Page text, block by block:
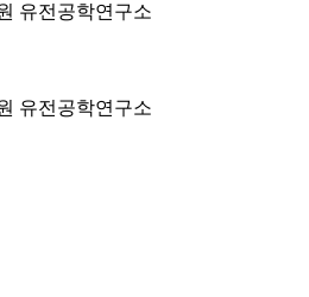
유전공학연구소
유전공학연구소